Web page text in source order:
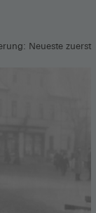
Neueste zuerst